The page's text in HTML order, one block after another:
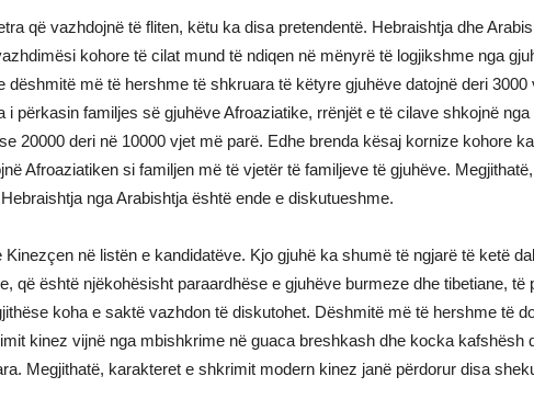
që vazhdojnë të fliten, këtu ka disa pretendentë. Hebraishtja dhe
kohore të cilat mund të ndiqen në mënyrë të logjikshme nga
dëshmitë më të hershme të shkruara të këtyre gjuhëve datojnë deri 3000
i përkasin familjes së gjuhëve Afroaziatike, rrënjët e të cilave shkojnë nga
20000 deri në 10000 vjet më parë. Edhe brenda kësaj kornize kohore
Afroaziatiken si familjen më të vjetër të familjeve të gjuhëve.
nga Arabishtja është ende e diskutueshme.
Kinezçen në listën e kandidatëve. Kjo gjuhë ka shumë të ngjarë të ketë
që është njëkohësisht paraardhëse e gjuhëve burmeze dhe tibetiane, të
koha e saktë vazhdon të diskutohet. Dëshmitë më të hershme të
kinez vijnë nga mbishkrime në guaca breshkash dhe kocka kafshësh
Megjithatë, karakteret e shkrimit modern kinez janë përdorur disa